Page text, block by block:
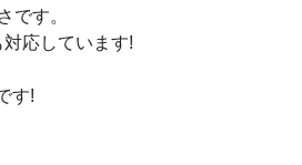
です。
応しています!
す!